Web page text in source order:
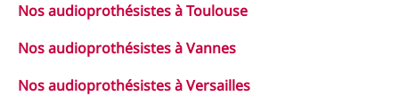
Nos audioprothésistes à Toulouse
Nos audioprothésistes à Vannes
Nos audioprothésistes à Versailles